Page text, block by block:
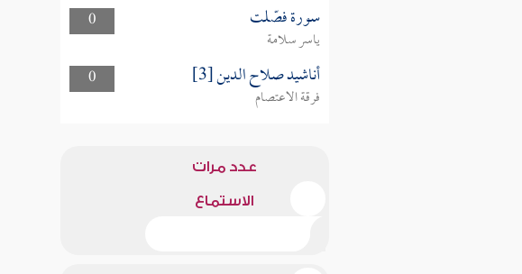
0
سورة فصّلت
ياسر سلامة
0
أناشيد صلاح الدين [3]
فرقة الاعتصام
عدد مرات
الاستماع